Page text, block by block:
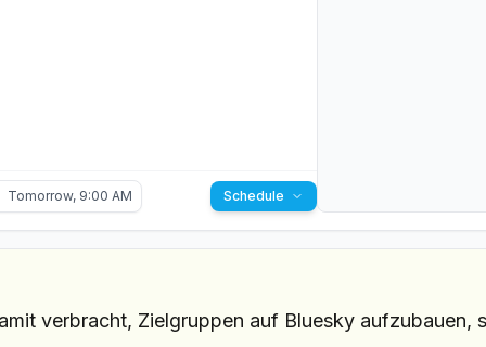
Tomorrow, 9:00 AM Schedule
verbracht, Zielgruppen auf Bluesky aufzubauen,